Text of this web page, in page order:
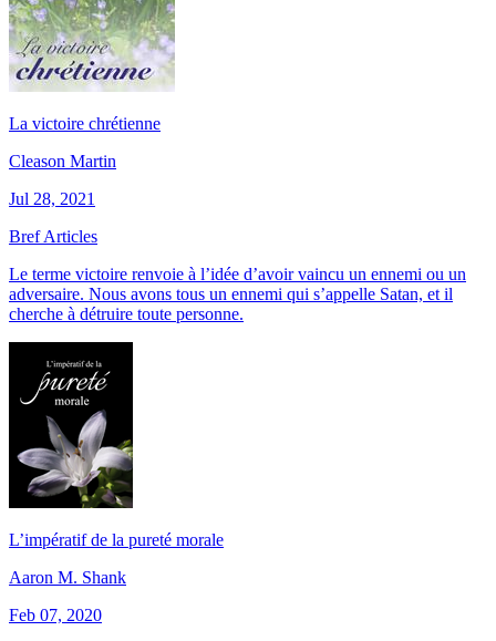
La victoire chrétienne
Cleason Martin
Jul 28, 2021
Bref Articles
Le terme victoire renvoie à l’idée d’avoir vaincu un ennemi ou un
adversaire. Nous avons tous un ennemi qui s’appelle Satan, et il
cherche à détruire toute personne.
L’impératif de la pureté morale
Aaron M. Shank
Feb 07, 2020